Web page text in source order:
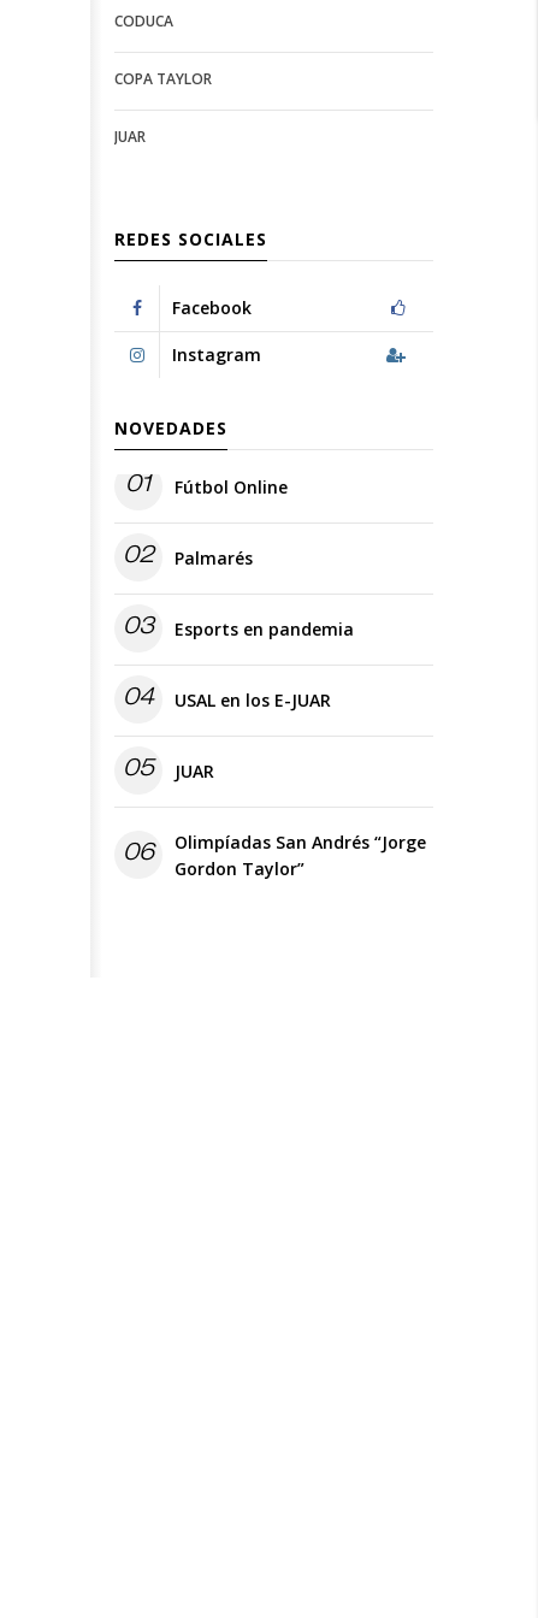
configuration
options
options
CODUCA
COPA TAYLOR
JUAR
REDES SOCIALES
Facebook
Instagram
NOVEDADES
01 Fútbol Online
02 Palmarés
03 Esports en pandemia
04 USAL en los E-JUAR
05 JUAR
06
Olimpíadas San Andrés “Jorge
Gordon Taylor”